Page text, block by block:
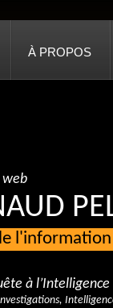
À PROPOS
web
à